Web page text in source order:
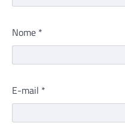
Nome *
E-mail *